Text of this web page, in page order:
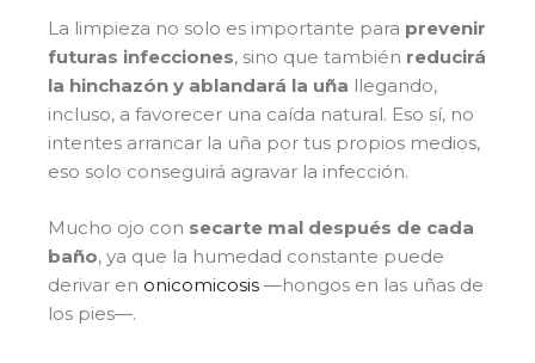
La limpieza no solo es importante para prevenir
futuras infecciones, sino que también reducirá
la hinchazón y ablandará la uña llegando,
incluso, a favorecer una caída natural. Eso sí, no
intentes arrancar la uña por tus propios medios,
eso solo conseguirá agravar la infección.
Mucho ojo con secarte mal después de cada
baño, ya que la humedad constante puede
derivar en onicomicosis —hongos en las uñas de
los pies—.